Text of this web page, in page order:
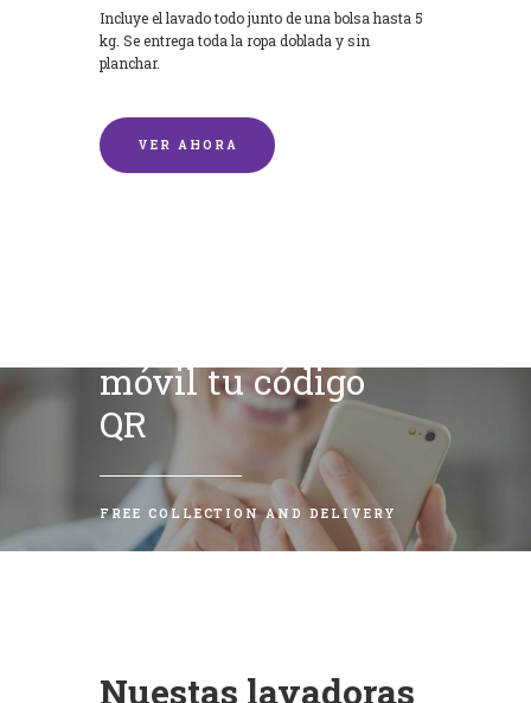
Incluye el lavado todo junto de una bolsa hasta 5
kg. Se entrega toda la ropa doblada y sin
planchar.
VER AHORA
móvil tu código
QR
FREE COLLECTION AND DELIVERY
Nuestas lavadoras